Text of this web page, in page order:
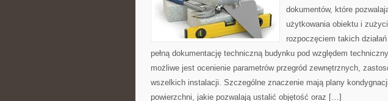
dokumentów, które
użytkowania obiektu i
rozpoczęciem takich
pełną dokumentację techniczną budynku pod względem
możliwe jest ocenienie parametrów przegród zewnętrznych,
wszelkich instalacji. Szczególne znaczenie mają plany
powierzchni, jakie pozwalają ustalić objętość oraz […]